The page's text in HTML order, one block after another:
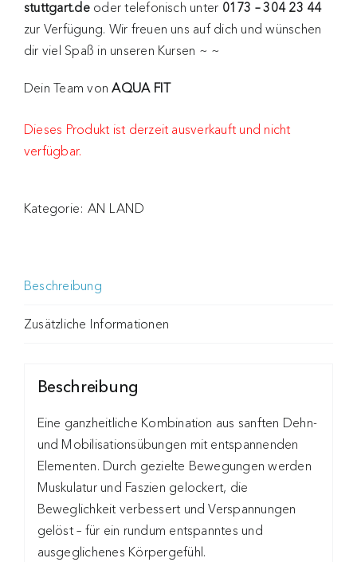
stuttgart.deoder telefonisch unter 0173 – 304 23 44
zur Verfügung. Wir freuen uns auf dich und wünschen
dir viel Spaß in unseren Kursen ~ ~
Dein Team vonAQUA FIT
Dieses Produkt ist derzeit ausverkauft und nicht
verfügbar.
Kategorie: AN LAND
Beschreibung
Zusätzliche Informationen
Beschreibung
Eine ganzheitliche Kombination aus sanften Dehn-
und Mobilisationsübungen mit entspannenden
Elementen. Durch gezielte Bewegungen werden
Muskulatur und Faszien gelockert, die
Beweglichkeit verbessert und Verspannungen
gelöst – für ein rundum entspanntes und
ausgeglichenes Körpergefühl.